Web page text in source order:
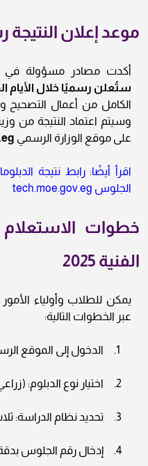
موعد إعلان النتيجة
أكدت مصادر مسؤولة في
ستُعلن رسميًا خلال الأيام
الكامل من أعمال التصحيح
وسيتم اعتماد النتيجة من
على موقع الوزارة الرسمي
الجلوس tech.moe.gov.eg
خطوات
الفنية 2025
يمكن للطلاب وأولياء
عبر الخطوات التالية:
الدخول إلى الموقع
اختيار نوع الدبلوم:
تحديد نظام
إدخال رقم الجلوس